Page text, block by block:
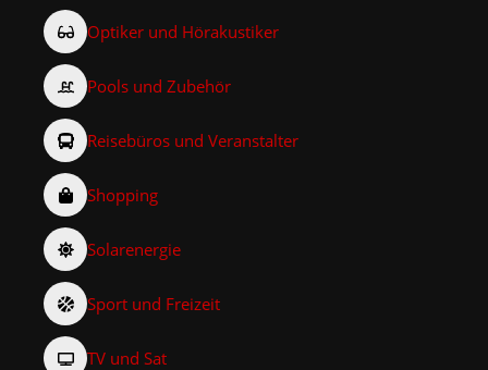
Optiker und Hörakustiker
Pools und Zubehör
Reisebüros und Veranstalter
Shopping
Solarenergie
Sport und Freizeit
TV und Sat